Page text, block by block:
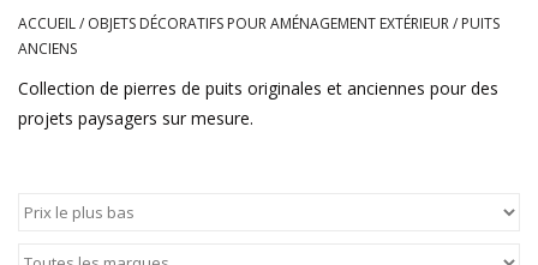
Poêles
Tables
Objets Décoratifs Pour
ACCUEIL/ OBJETS DÉCORATIFS POUR AMÉNAGEMENT EXTÉRIEUR/ PUITS
ANCIENS
Collection de pierres de puits originales et anciennes pour des
projets paysagers sur mesure.